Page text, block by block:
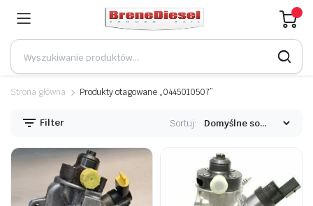
Strona główna Produkty otagowane „0445010507”
Filter Sortuj: